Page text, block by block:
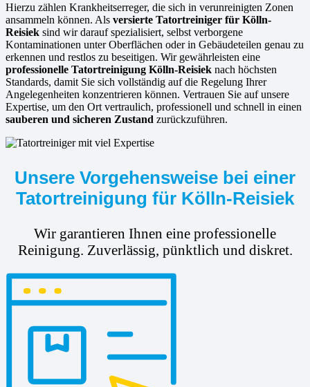
Hierzu zählen Krankheitserreger, die sich in verunreinigten Zonen
ansammeln können. Als versierte Tatortreiniger für Kölln-
Reisiek sind wir darauf spezialisiert, selbst verborgene
Kontaminationen unter Oberflächen oder in Gebäudeteilen genau zu
erkennen und restlos zu beseitigen. Wir gewährleisten eine
professionelle Tatortreinigung Kölln-Reisiek nach höchsten
Standards, damit Sie sich vollständig auf die Regelung Ihrer
Angelegenheiten konzentrieren können. Vertrauen Sie auf unsere
Expertise, um den Ort vertraulich, professionell und schnell in einen
sauberen und sicheren Zustand zurückzuführen.
Unsere Vorgehensweise bei einer
Tatortreinigung für Kölln-Reisiek
Wir garantieren Ihnen eine professionelle
Reinigung. Zuverlässig, pünktlich und diskret.